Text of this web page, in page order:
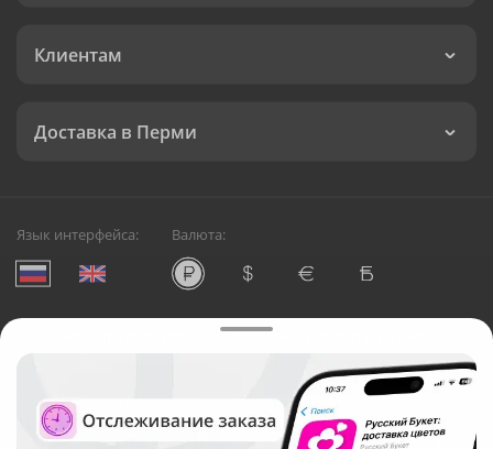
Клиентам
Доставка в Перми
Язык интерфейса: Валюта:
Служба круглосуточной доставки цветов в Перми
Русский Букет, 2026
Общество с ограниченной ответственностью «Технология»
ОГРН: 1195476081745, ИНН: 5410081997
Юридический адрес: г. Новосибирск, ул. Ипподромская,